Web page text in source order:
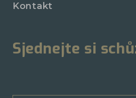
Kontakt
Sjednejte si